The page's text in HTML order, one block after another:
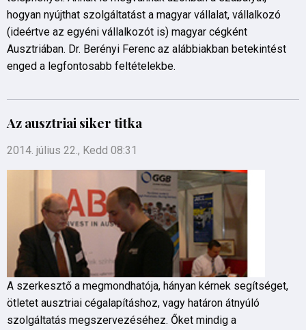
hogyan nyújthat szolgáltatást a magyar vállalat, vállalkozó
(ideértve az egyéni vállalkozót is) magyar cégként
Ausztriában. Dr. Berényi Ferenc az alábbiakban betekintést
enged a legfontosabb feltételekbe.
Az ausztriai siker titka
2014. július 22., Kedd 08:31
A szerkesztő a megmondhatója, hányan kérnek segítséget,
ötletet ausztriai cégalapításhoz, vagy határon átnyúló
szolgáltatás megszervezéséhez. Őket mindig a